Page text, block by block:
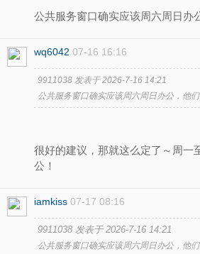
公共服务窗口确实应该周六周日办
wq6042 07-16 16:16
9911038 发表于 2026-7-16 14:21
公共服务窗口确实应该周六周日办公，他们
很好的建议，那就这么定了～周一
公！
iamkiss 07-17 08:16
9911038 发表于 2026-7-16 14:21
公共服务窗口确实应该周六周日办公，他们